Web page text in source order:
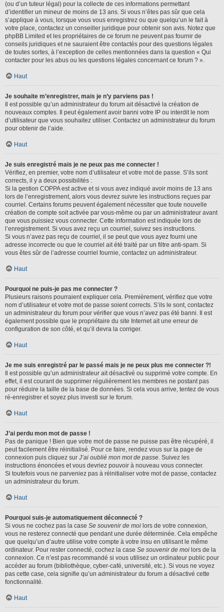
(ou d’un tuteur légal) pour la collecte de ces informations permettant
d’identifier un mineur de moins de 13 ans. Si vous n’êtes pas sûr que cela
s’applique à vous, lorsque vous vous enregistrez ou que quelqu’un le fait à
votre place, contactez un conseiller juridique pour obtenir son avis. Notez que
phpBB Limited et les propriétaires de ce forum ne peuvent pas fournir de
conseils juridiques et ne sauraient être contactés pour des questions légales
de toutes sortes, à l’exception de celles mentionnées dans la question « Qui
contacter pour les abus ou les questions légales concernant ce forum ? ».
Haut
Je souhaite m’enregistrer, mais je n’y parviens pas !
Il est possible qu’un administrateur du forum ait désactivé la création de
nouveaux comptes. Il peut également avoir banni votre IP ou interdit le nom
d’utilisateur que vous souhaitez utiliser. Contactez un administrateur du forum
pour obtenir de l’aide.
Haut
Je suis enregistré mais je ne peux pas me connecter !
Vérifiez, en premier, votre nom d’utilisateur et votre mot de passe. S’ils sont
corrects, il y a deux possibilités :
Si la gestion COPPA est active et si vous avez indiqué avoir moins de 13 ans
lors de l’enregistrement, alors vous devrez suivre les instructions reçues par
courriel. Certains forums peuvent également nécessiter que toute nouvelle
création de compte soit activée par vous-même ou par un administrateur avant
que vous puissiez vous connecter. Cette information est indiquée lors de
l’enregistrement. Si vous avez reçu un courriel, suivez ses instructions.
Si vous n’avez pas reçu de courriel, il se peut que vous ayez fourni une
adresse incorrecte ou que le courriel ait été traité par un filtre anti-spam. Si
vous êtes sûr de l’adresse courriel fournie, contactez un administrateur.
Haut
Pourquoi ne puis-je pas me connecter ?
Plusieurs raisons pourraient expliquer cela. Premièrement, vérifiez que votre
nom d’utilisateur et votre mot de passe soient corrects. S’ils le sont, contactez
un administrateur du forum pour vérifier que vous n’avez pas été banni. Il est
également possible que le propriétaire du site Internet ait une erreur de
configuration de son côté, et qu’il devra la corriger.
Haut
Je me suis enregistré par le passé mais je ne peux plus me connecter ?!
Il est possible qu’un administrateur ait désactivé ou supprimé votre compte. En
effet, il est courant de supprimer régulièrement les membres ne postant pas
pour réduire la taille de la base de données. Si cela vous arrive, tentez de vous
ré-enregistrer et soyez plus investi sur le forum.
Haut
J’ai perdu mon mot de passe !
Pas de panique ! Bien que votre mot de passe ne puisse pas être récupéré, il
peut facilement être réinitialisé. Pour ce faire, rendez vous sur la page de
connexion puis cliquez sur J’ai oublié mon mot de passe. Suivez les
instructions énoncées et vous devriez pouvoir à nouveau vous connecter.
Si toutefois vous ne parveniez pas à réinitialiser votre mot de passe, contactez
un administrateur du forum.
Haut
Pourquoi suis-je automatiquement déconnecté ?
Si vous ne cochez pas la case Se souvenir de moi lors de votre connexion,
vous ne resterez connecté que pendant une durée déterminée. Cela empêche
que quelqu’un d’autre utilise votre compte à votre insu en utilisant le même
ordinateur. Pour rester connecté, cochez la case Se souvenir de moi lors de la
connexion. Ce n’est pas recommandé si vous utilisez un ordinateur public pour
accéder au forum (bibliothèque, cyber-café, université, etc.). Si vous ne voyez
pas cette case, cela signifie qu’un administrateur du forum a désactivé cette
fonctionnalité.
Haut